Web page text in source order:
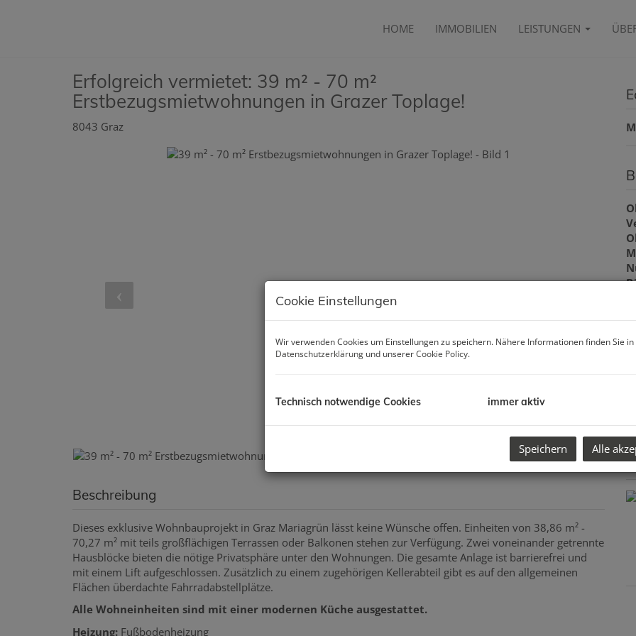
HOME IMMOBILIEN LEISTUNGEN
Erfolgreich vermietet: 39 m² - 70 m²
Erstbezugsmietwohnungen in Grazer Toplage!
8043 Graz
Beschreibung
Dieses exklusive Wohnbauprojekt in Graz Mariagrün lässt keine Wünsche offen. Einheiten von 38,86 m² -
70,27 m² mit teils großflächigen Terrassen oder Balkonen stehen zur Verfügung. Zwei voneinander getrennte
Hausblöcke bieten die nötige Privatsphäre unter den Wohnungen. Die gesamte Anlage ist barrierefrei und
mit einem Lift aufgeschlossen. Zusätzlich zu einem zugehörigen Kellerabteil gibt es auf den allgemeinen
Flächen überdachte Fahrradabstellplätze.
Alle Wohneinheiten sind mit einer modernen Küche ausgestattet.
Heizung: Fußbodenheizung
Cookie Einstellungen
Wir verwenden Cookies um Einstellungen zu speichern. Nähere Informationen finden Sie
Datenschutzerklärung und unsererCookie Policy.
Technisch notwendige Cookies immer aktiv
Speichern Alle